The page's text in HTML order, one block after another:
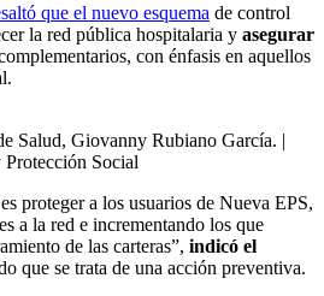
que el nuevo esquema de control
la red pública hospitalaria y asegurar
con énfasis en aquellos
Salud, Giovanny Rubiano García. |
Social
proteger a los usuarios de Nueva EPS,
a la red e incrementando los que
de las carteras”, indicó el
que se trata de una acción preventiva.